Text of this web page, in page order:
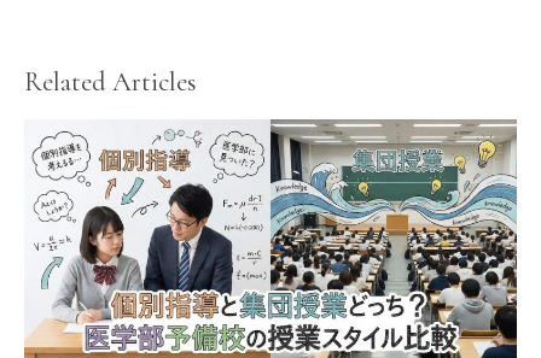
ゲ
シ
ョ
ン
Related Articles